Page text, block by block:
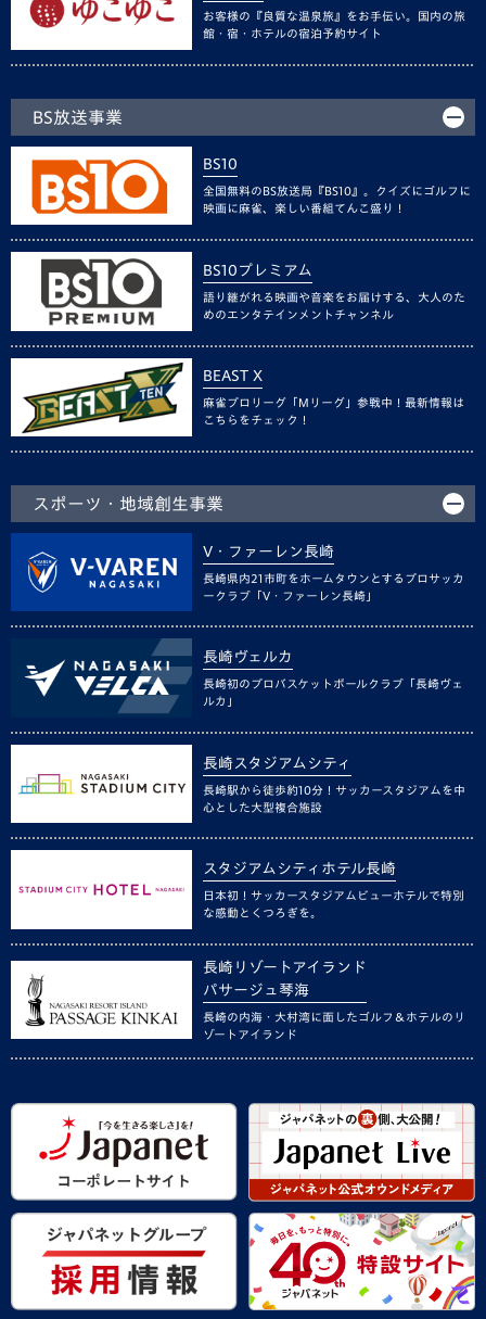
お客様の『良質な温泉旅』をお手伝い。国内の旅
館・宿・ホテルの宿泊予約サイト
BS放送事業
BS10
全国無料のBS放送局『BS10』。クイズにゴルフに
映画に麻雀、楽しい番組てんこ盛り！
BS10プレミアム
語り継がれる映画や音楽をお届けする、大人のた
めのエンタテインメントチャンネル
BEAST X
麻雀プロリーグ「Mリーグ」参戦中！最新情報は
こちらをチェック！
スポーツ・地域創生事業
V・ファーレン長崎
長崎県内21市町をホームタウンとするプロサッカ
ークラブ「V・ファーレン長崎」
長崎ヴェルカ
長崎初のプロバスケットボールクラブ「長崎ヴェ
ルカ」
長崎スタジアムシティ
長崎駅から徒歩約10分！サッカースタジアムを中
心とした大型複合施設
スタジアムシティホテル長崎
日本初！サッカースタジアムビューホテルで特別
な感動とくつろぎを。
長崎リゾートアイランド
パサージュ琴海
長崎の内海・大村湾に面したゴルフ＆ホテルのリ
ゾートアイランド